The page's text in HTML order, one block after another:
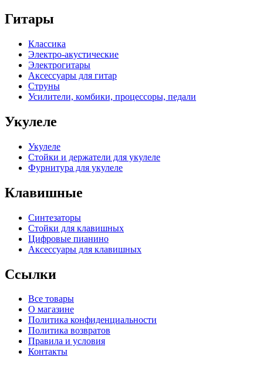
Гитары
Классика
Электро-акустические
Электрогитары
Аксессуары для гитар
Струны
Усилители, комбики, процессоры, педали
Укулеле
Укулеле
Стойки и держатели для укулеле
Фурнитура для укулеле
Клавишные
Синтезаторы
Стойки для клавишных
Цифровые пианино
Аксессуары для клавишных
Ссылки
Все товары
О магазине
Политика конфиденциальности
Политика возвратов
Правила и условия
Контакты